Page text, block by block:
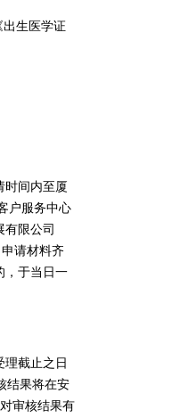
生医学证
时间内至厦
户服务中心
有限公司
请材料齐
，于当日一
截止之日
结果将在安
审核结果有